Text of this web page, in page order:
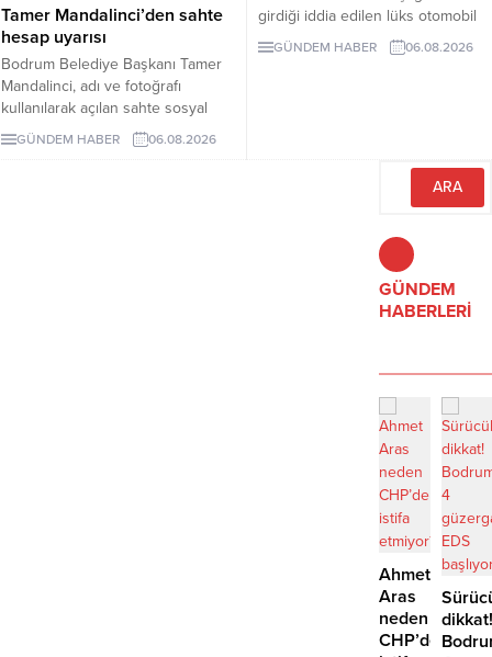
Tamer Mandalinci’den sahte
hesap uyarısı
Bodrum Belediye Başkanı Tamer
Mandalinci, adı ve fotoğrafı
kullanılarak açılan sahte sosyal
medya hesaplarına karşı uyarıda
bulundu. Mandalinci, tek resmî
GÜNDEM HABER 06.08.2026
girdiği iddia edilen lüks otomobil
börekçiye girdi. Kazada sürücü ve
GÜNDEM HABER 06.08.2026
GÜNDEM
HABERLERİ
Ahmet
Aras
neden
CHP’den
dikkat!